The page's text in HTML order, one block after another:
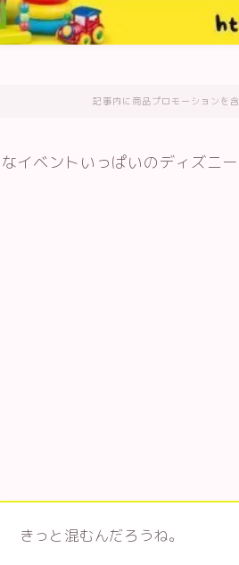
記事内に商品プロモーションを
イベントいっぱいのディズニ
きっと混むんだろうね。